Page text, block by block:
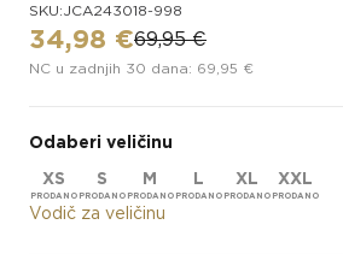
SKU:JCA243018-998
34,98 €69,95 €
NC u zadnjih 30 dana: 69,95 €
Odaberi veličinu
XS
S M L XL
XXL
Vodič za veličinu